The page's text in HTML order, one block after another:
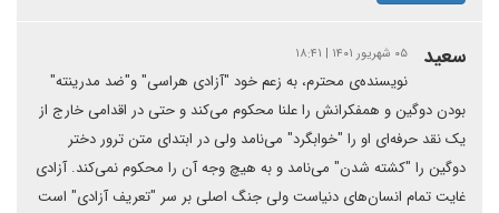
سعید ۰۵ شهریور ۱۴۰۱ | ۱۸:۴۱
نویسنده‌ی محترم، به زعم خود "آزادی هراسی" و"ضد مدرینته"
بودن دوگین و همفکرانش را علنا محکوم می‌کند و حتی در اقدامی خارج از
یک نقد حرفه‌ای او را "خوابگرد" می‌نامد ولی در ابتدای متن ترور دختر
دوگین را "کشته شدن" می‌نامد و به هیچ وجه آن را محکوم نمی‌کند. آزادی
غایت تمام انسان‌های دنیاست ولی جنگ اصلی بر سر "تعریف آزادی" است